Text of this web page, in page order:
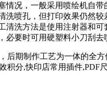
况，一般采用喷绘机自
喷孔，但打印效果仍然
洗方法是使用注射器和
要时可用硬塑料小刀刮
期制作工艺为一体的全
积分,快印店常用插件